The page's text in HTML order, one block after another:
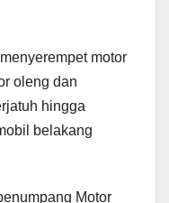
motor
oleng dan
hingga
belakang
Motor